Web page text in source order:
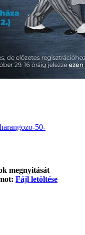
50-
megnyitását
Fájl letöltése